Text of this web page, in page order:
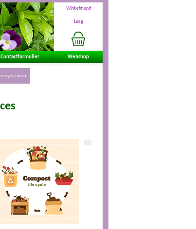
Winkelmand
Leeg
Contactformulier Webshop